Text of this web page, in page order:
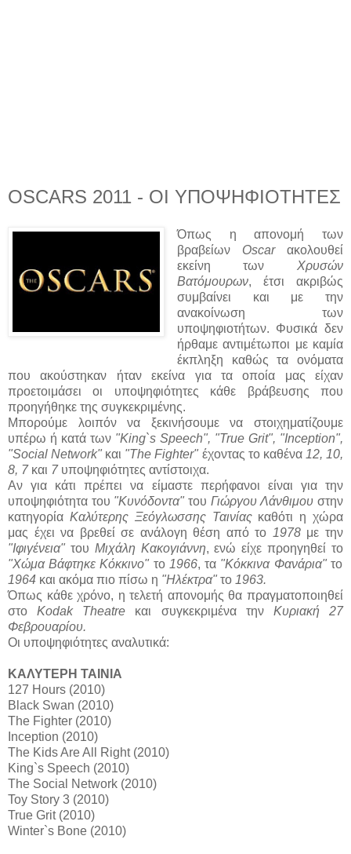
OSCARS 2011 - ΟΙ ΥΠΟΨΗΦΙΟΤΗΤΕΣ
Όπως η απονομή των
βραβείων Oscarακολουθεί
εκείνη των Χρυσών
Βατόμουρων, έτσι ακριβώς
συμβαίνει και με την
ανακοίνωση των
υποψηφιοτήτων. Φυσικά δεν
ήρθαμε αντιμέτωποι με καμία
έκπληξη καθώς τα ονόματα
που ακούστηκαν ήταν εκείνα για τα οποία μας είχαν
προετοιμάσει οι υποψηφιότητες κάθε βράβευσης που
προηγήθηκε της συγκεκριμένης.
Μπορούμε λοιπόν να ξεκινήσουμε να στοιχηματίζουμε
υπέρω ή κατά των "King`s Speech", "True Grit", "Inception",
"Social Network" και "The Fighter" έχοντας το καθένα 12, 10,
8, 7και 7υποψηφιότητες αντίστοιχα.
Αν για κάτι πρέπει να είμαστε περήφανοι είναι για την
υποψηφιότητα του "Κυνόδοντα"του Γιώργου Λάνθιμουστην
κατηγορία Καλύτερης Ξεόγλωσσης Ταινίαςκαθότι η χώρα
μας έχει να βρεθεί σε ανάλογη θέση από το 1978με την
"Ιφιγένεια" του Μιχάλη Κακογιάννη, ενώ είχε προηγηθεί το
"Χώμα Βάφτηκε Κόκκινο" το 1966, τα "Κόκκινα Φανάρια"το
1964 και ακόμα πιο πίσω η "Ηλέκτρα" το 1963.
Όπως κάθε χρόνο, η τελετή απονομής θα πραγματοποιηθεί
στο Kodak Theatre και συγκεκριμένα την Κυριακή 27
Φεβρουαρίου.
Οι υποψηφιότητες αναλυτικά:
ΚΑΛΥΤΕΡΗ ΤΑΙΝΙΑ
127 Hours (2010)
Black Swan (2010)
The Fighter (2010)
Inception (2010)
The Kids Are All Right (2010)
King`s Speech (2010)
The Social Network (2010)
Toy Story 3 (2010)
True Grit (2010)
Winter`s Bone (2010)